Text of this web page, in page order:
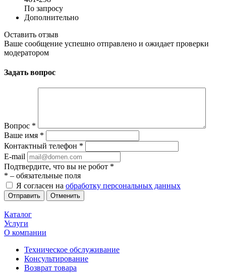
По запросу
Дополнительно
Оставить отзыв
Ваше сообщение успешно отправлено и ожидает проверки
модератором
Задать вопрос
Вопрос *
Ваше имя *
Контактный телефон *
E-mail
Подтвердите, что вы не робот *
* – обязательные поля
Я согласен на обработку персональных данных
Отменить
Каталог
Услуги
О компании
Техническое обслуживание
Консультирование
Возврат товара